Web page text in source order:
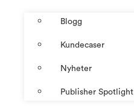
Blogg
Kundecaser
Nyheter
Publisher Spotlight